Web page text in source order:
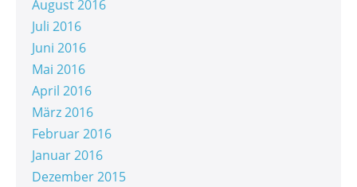
August 2016
Juli 2016
Juni 2016
Mai 2016
April 2016
März 2016
Februar 2016
Januar 2016
Dezember 2015